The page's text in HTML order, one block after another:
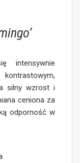
intensywnie
silny wzrost i
ceniona za
odporność w